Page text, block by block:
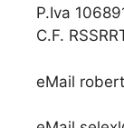
P.Iva
C.F.
eMail